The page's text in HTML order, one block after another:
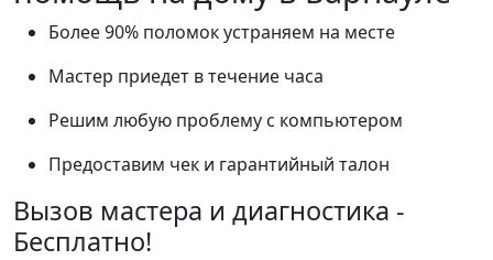
Более 90% поломок устраняем на месте
Мастер приедет в течение часа
Решим любую проблему с компьютером
Предоставим чек и гарантийный талон
Вызов мастера и диагностика -
Бесплатно!